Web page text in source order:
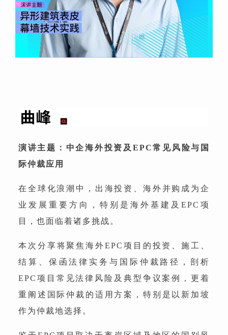
演讲主题：中企海外投资及EPC常见风险与国
际仲裁应用
在全球化浪潮中，出海投资、海外并购成为企
业发展重要方向，特别是海外基建及EPC项
目，也面临着诸多挑战。
本次分享将聚焦海外EPC项目的投资、施工、
结算、保函法律实务与国际仲裁路径，剖析
EPC项目常见法律风险及典型争议案例，更着
重阐述国际仲裁的适用方案，特别是以新加坡
作为仲裁地选择。